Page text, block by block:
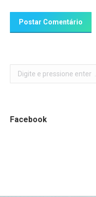
Postar Comentário
Search:
Facebook